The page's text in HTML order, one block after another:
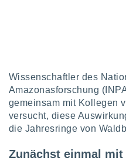
Wissenschaftler des
Amazonasforschung
gemeinsam mit Kollegen
versucht, diese
die Jahresringe von
Zunächst einmal